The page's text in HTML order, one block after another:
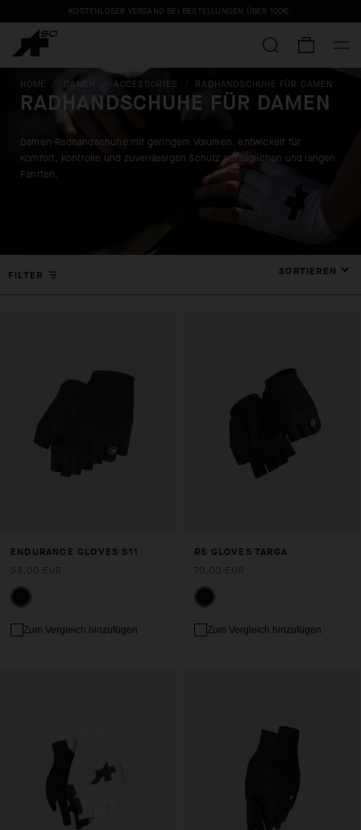
KOSTENLOSER VERSAND BEI BESTELLUNGEN ÜBER 100€ .
HOME DAMEN ACCESSORIES / RADHANDSCHUHE FÜR DAMEN
RADHANDSCHUHE FÜR DAMEN
Damen-Radhandschuhe mit geringem Volumen, entwickelt für
Komfort, Kontrolle und zuverlässigen Schutz auf täglichen und langen
Fahrten.
FILTER SORTIEREN
ENDURANCE GLOVES S11
Zum Vergleich hinzufügen
RS GLOVES TARGA
Zum Vergleich hinzufügen